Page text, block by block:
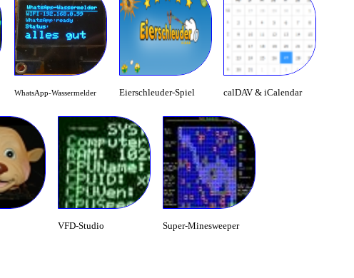
WhatsApp-Wassermelder Eierschleuder-Spiel calDAV & iCalendar
VFD-Studio Super-Minesweeper